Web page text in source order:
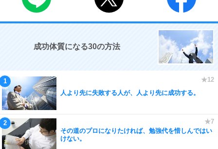
成功体質になる30の方法
人より先に失敗する人が、人より先に成功する。
その道のプロになりたければ、勉強代を惜しんではい
けない。